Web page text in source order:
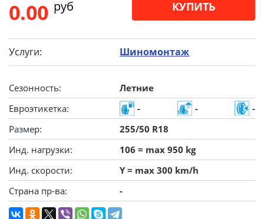
0.00 pуб КУПИТЬ
Услуги: Шиномонтаж
Сезонность:
Летние
Евроэтикетка:
- -
-
Размер:
255/50 R18
Инд. нагрузки:
106 = max 950 kg
Инд. скорости:
Y = max 300 km/h
Страна пр-ва:
-